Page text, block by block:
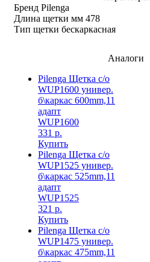
Бренд Pilenga
Длина щетки мм 478
Тип щетки бескаркасная
Аналоги
Pilenga Щетка с/о
WUP1600 универ.
б\каркас 600mm,11
адапт
WUP1600
331 р.
Купить
Pilenga Щетка с/о
WUP1525 универ.
б\каркас 525mm,11
адапт
WUP1525
321 р.
Купить
Pilenga Щетка с/о
WUP1475 универ.
б\каркас 475mm,11